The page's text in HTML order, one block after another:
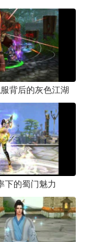
背后的灰色江湖
下的蜀门魅力